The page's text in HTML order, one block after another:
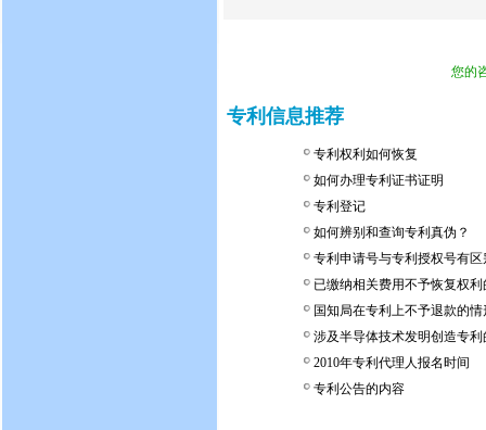
您的
专利信息推荐
专利权利如何恢复
如何办理专利证书证明
专利登记
如何辨别和查询专利真伪？
专利申请号与专利授权号有区
已缴纳相关费用不予恢复权利
国知局在专利上不予退款的情
涉及半导体技术发明创造专
2010年专利代理人报名时间
专利公告的内容